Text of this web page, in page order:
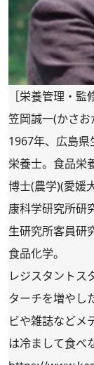
［栄養管理・監
笠岡誠一(かさ
1967年、広島
栄養士。食品栄
博士(農学)(愛媛
康科学研究所研
生研究所客員研
食品化学。
レジスタントス
ターチを増やし
ビや雑誌などメ
は冷まして食べ